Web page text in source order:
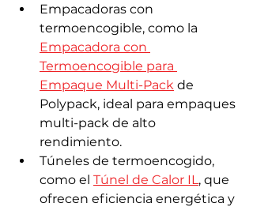
Empacadoras con
termoencogible, como la
Empacadora con
Termoencogible para
Empaque Multi-Pack de
Polypack, ideal para empaques
multi-pack de alto
rendimiento.
Túneles de termoencogido,
como el Túnel de Calor IL , que
ofrecen eficiencia energética y